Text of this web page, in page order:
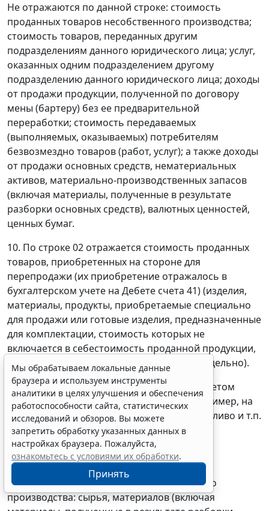
Не отражаются по данной строке: стоимость
проданных товаров несобственного производства;
стоимость товаров, переданных другим
подразделениям данного юридического лица; услуг,
оказанных одним подразделением другому
подразделению данного юридического лица; доходы
от продажи продукции, полученной по договору
мены (бартеру) без ее предварительной
переработки; стоимость передаваемых
(выполняемых, оказываемых) потребителям
безвозмездно товаров (работ, услуг); а также доходы
от продажи основных средств, нематериальных
активов, материально-производственных запасов
(включая материалы, полученные в результате
разборки основных средств), валютных ценностей,
ценных бумаг.
10. По строке 02 отражается стоимость проданных
товаров, приобретенных на стороне для
перепродажи (их приобретение отражалось в
бухгалтерском учете на Дебете счета 41) (изделия,
материалы, продукты, приобретаемые специально
для продажи или готовые изделия, предназначенные
для комплектации, стоимость которых не
включается в себестоимость проданной продукции,
а подлежит возмещению покупателями отдельно).
Стоимость этих товаров показывается с учетом
полученных возмещений и субсидий (например, на
продаваемые лекарственные средства, топливо и т.п.
).
По строке 02 отражается также стоимость
проданных на сторону материально-
производственных запасов несобственного
производства: сырья, материалов (включая
Мы обрабатываем локальные данные
браузера и используем инструменты
аналитики в целях улучшения и обеспечения
работоспособности сайта, статистических
исследований и обзоров. Вы можете
запретить обработку указанных данных в
настройках браузера. Пожалуйста,
ознакомьтесь с условиями их обработки
Принять
Erid: 4CQwVszH9pWwojUA9Q3 Реклама
Получите полный доступ к системе
ГАРАНТ бесплатно на 3 дня!
Получить доступ